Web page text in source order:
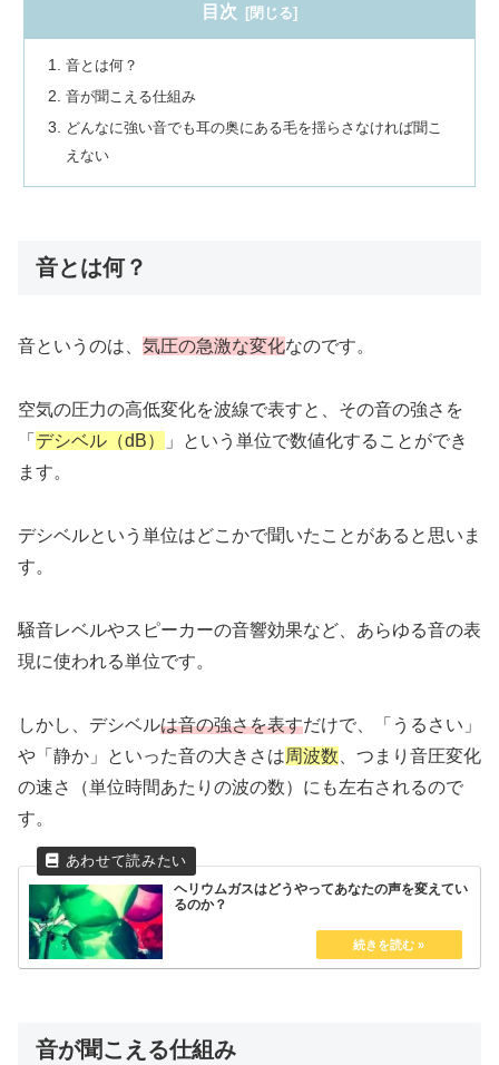
目次
音とは何？
音が聞こえる仕組み
どんなに強い音でも耳の奥にある毛を揺らさなければ聞こ
えない
音とは何？
音というのは、 気圧の急激な変化なのです。
空気の圧力の高低変化を波線で表すと、その音の強さを
「 デシベル（dB）
」という単位で数値化することができ
ます。
デシベルという単位はどこかで聞いたことがあると思いま
す。
騒音レベルやスピーカーの音響効果など、あらゆる音の表
現に使われる単位です。
しかし、デシベルは音の強さを表すだけで、「うるさい」
や「静か」といった音の大きさは周波数 、つまり音圧変化
の速さ（単位時間あたりの波の数）にも左右されるので
す。
ヘリウムガスはどうやってあなたの声を変えてい
るのか？
音が聞こえる仕組み